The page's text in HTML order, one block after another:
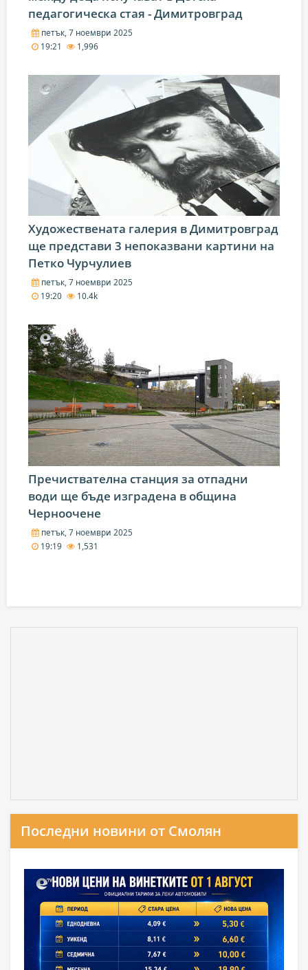
педагогическа стая - Димитровград
петък, 7 ноември 2025
19:21
1,996
Художествената галерия в Димитровград
ще представи 3 непоказвани картини на
Петко Чурчулиев
петък, 7 ноември 2025
19:20
10.4k
Пречиствателна станция за отпадни
води ще бъде изградена в община
Черноочене
петък, 7 ноември 2025
19:19
1,531
Последни новини от Смолян